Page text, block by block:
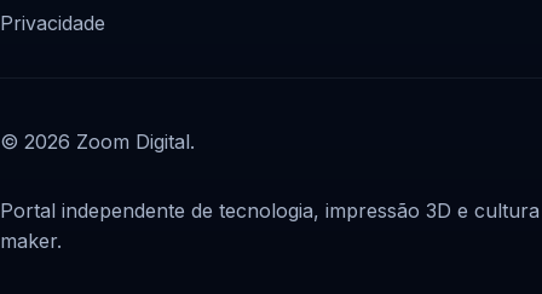
Privacidade
© 2026 Zoom Digital.
Portal independente de tecnologia, impressão 3D e cultura
maker.